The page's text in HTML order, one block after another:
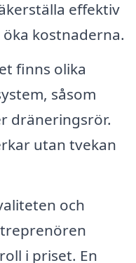
effektiv
kostnaderna.
finns olika
såsom
dräneringsrör.
utan tvekan
och
i priset. En